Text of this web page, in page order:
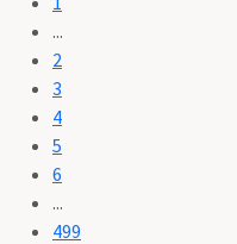
...
2
3
4
5
6
...
499